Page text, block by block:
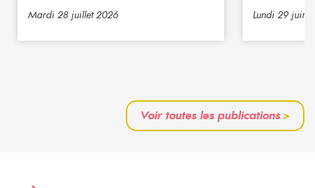
Mardi 28 juillet 2026 Lundi 29 juin
Voir toutes les publications>